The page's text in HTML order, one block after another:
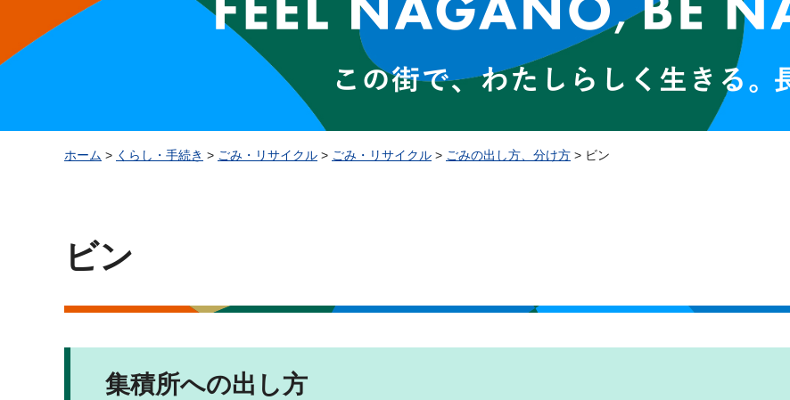
ホーム > くらし・手続き > ごみ・リサイクル > ごみ・リサイクル > ごみの出し方、分け方 > ビン
ビン
集積所への出し方